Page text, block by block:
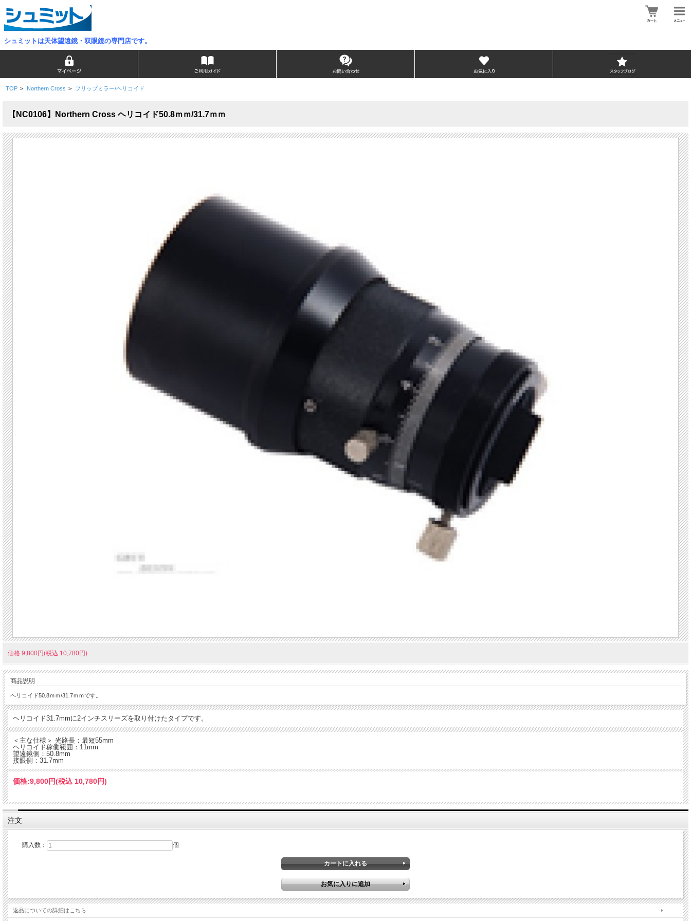
シュミットは天体望遠鏡・双眼鏡の専門店です。
TOP > Northern Cross > フリップミラー/ヘリコイド
【NC0106】Northern Cross ヘリコイド50.8ｍｍ/31.7ｍｍ
価格:9,800円(税込 10,780円)
商品説明
ヘリコイド50.8ｍｍ/31.7ｍｍです。
ヘリコイド31.7mmに2インチスリーズを取り付けたタイプです。
＜主な仕様＞ 光路長：最短55mm
ヘリコイド稼働範囲：11mm
望遠鏡側：50.8mm
接眼側：31.7mm
価格:9,800円(税込 10,780円)
注文
購入数： 個
返品についての詳細はこちら